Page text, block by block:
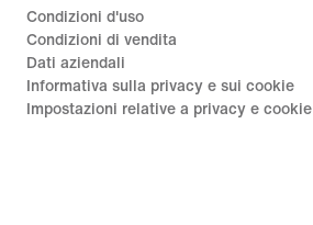
Condizioni d'uso
Condizioni di vendita
Dati aziendali
Informativa sulla privacy e sui cookie
Impostazioni relative a privacy e cookie